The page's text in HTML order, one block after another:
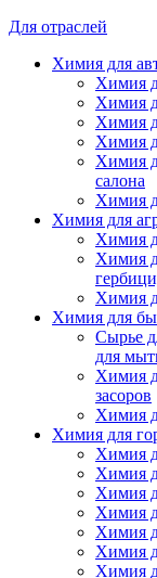
Для отраслей
Химия для
Химия
Химия
Химия
Химия
Химия
салона
Химия
Химия для
Химия
Химия
Химия
Химия для
Сырье
для
Химия
засоров
Химия
Химия для
Химия
Химия
Химия
Химия
Химия
Химия
Химия